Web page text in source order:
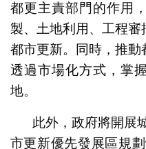
都更主責部門的作用
製、土地利用、工程
都市更新。同時，推動
透過市場化方式，掌
地。
此外，政府將開展
市更新優先發展區規